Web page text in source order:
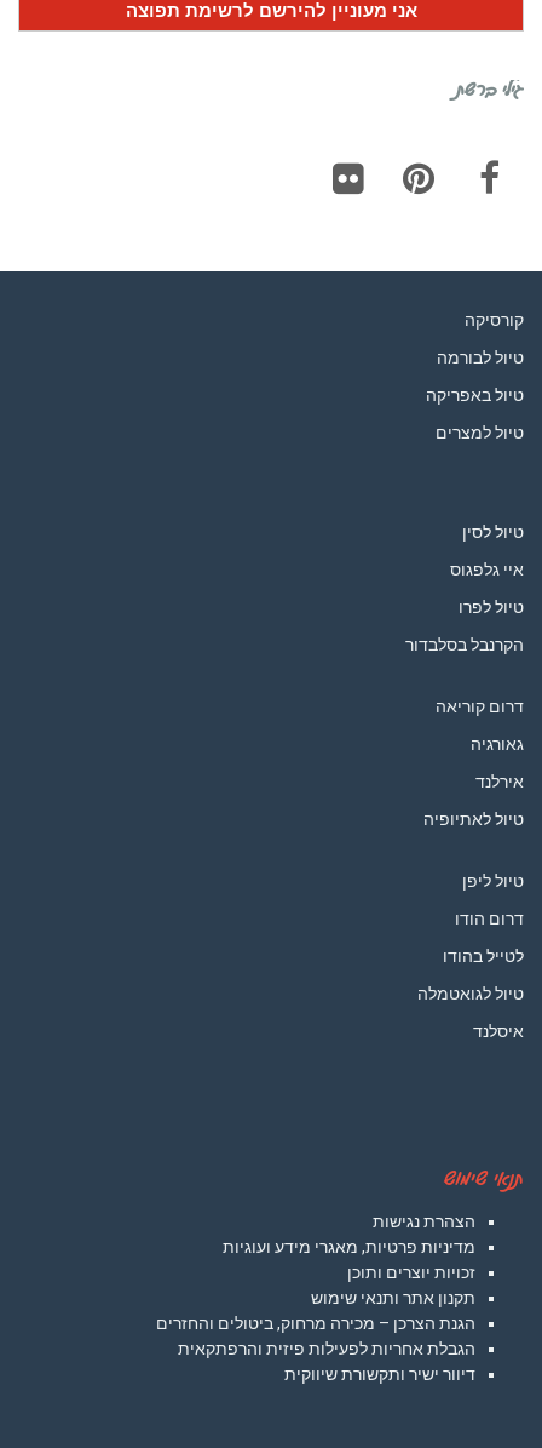
גילי ברשת
קורסיקה
טיול לבורמה
טיול באפריקה
טיול למצרים
טיול לסין
איי גלפגוס
טיול לפרו
הקרנבל בסלבדור
דרום קוריאה
גאורגיה
אירלנד
טיול לאתיופיה
טיול ליפן
דרום הודו
לטייל בהודו
טיול לגואטמלה
איסלנד
תנאי שימוש
הצהרת נגישות
מדיניות פרטיות, מאגרי מידע ועוגיות
זכויות יוצרים ותוכן
תקנון אתר ותנאי שימוש
הגנת הצרכן – מכירה מרחוק, ביטולים והחזרים
הגבלת אחריות לפעילות פיזית והרפתקאית
דיוור ישיר ותקשורת שיווקית